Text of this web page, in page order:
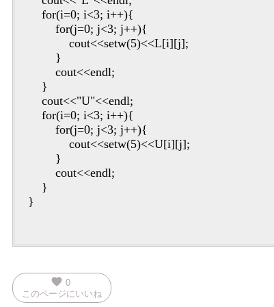
for(i=0; i<3; i++){
for(j=0; j<3; j++){
cout<<setw(5)<<L[i][j];
}
cout<<endl;
}
cout<<"U"<<endl;
for(i=0; i<3; i++){
for(j=0; j<3; j++){
cout<<setw(5)<<U[i][j];
}
cout<<endl;
}
}
favorite 0
このページにいいね